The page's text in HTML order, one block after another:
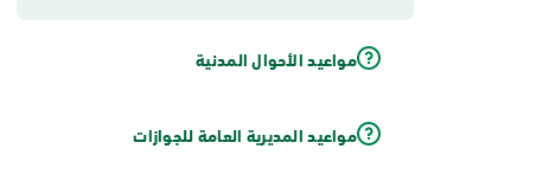
مواعيد الأحوال المدنية
مواعيد المديرية العامة للجوازات